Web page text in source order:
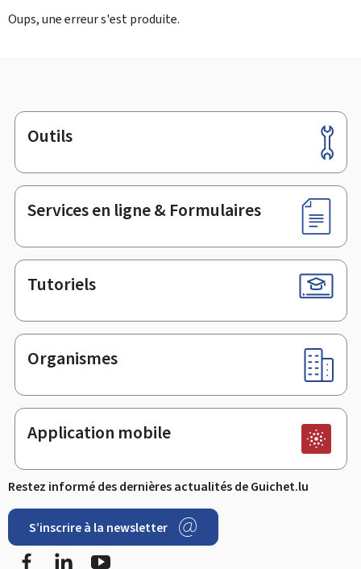
Oups, une erreur s'est produite.
Pied
de
page
Outils
Services en ligne & Formulaires
Tutoriels
Organismes
Application mobile
Restez informé des dernières actualités de Guichet.lu
S’inscrire à la newsletter
FacebookLinkedIn